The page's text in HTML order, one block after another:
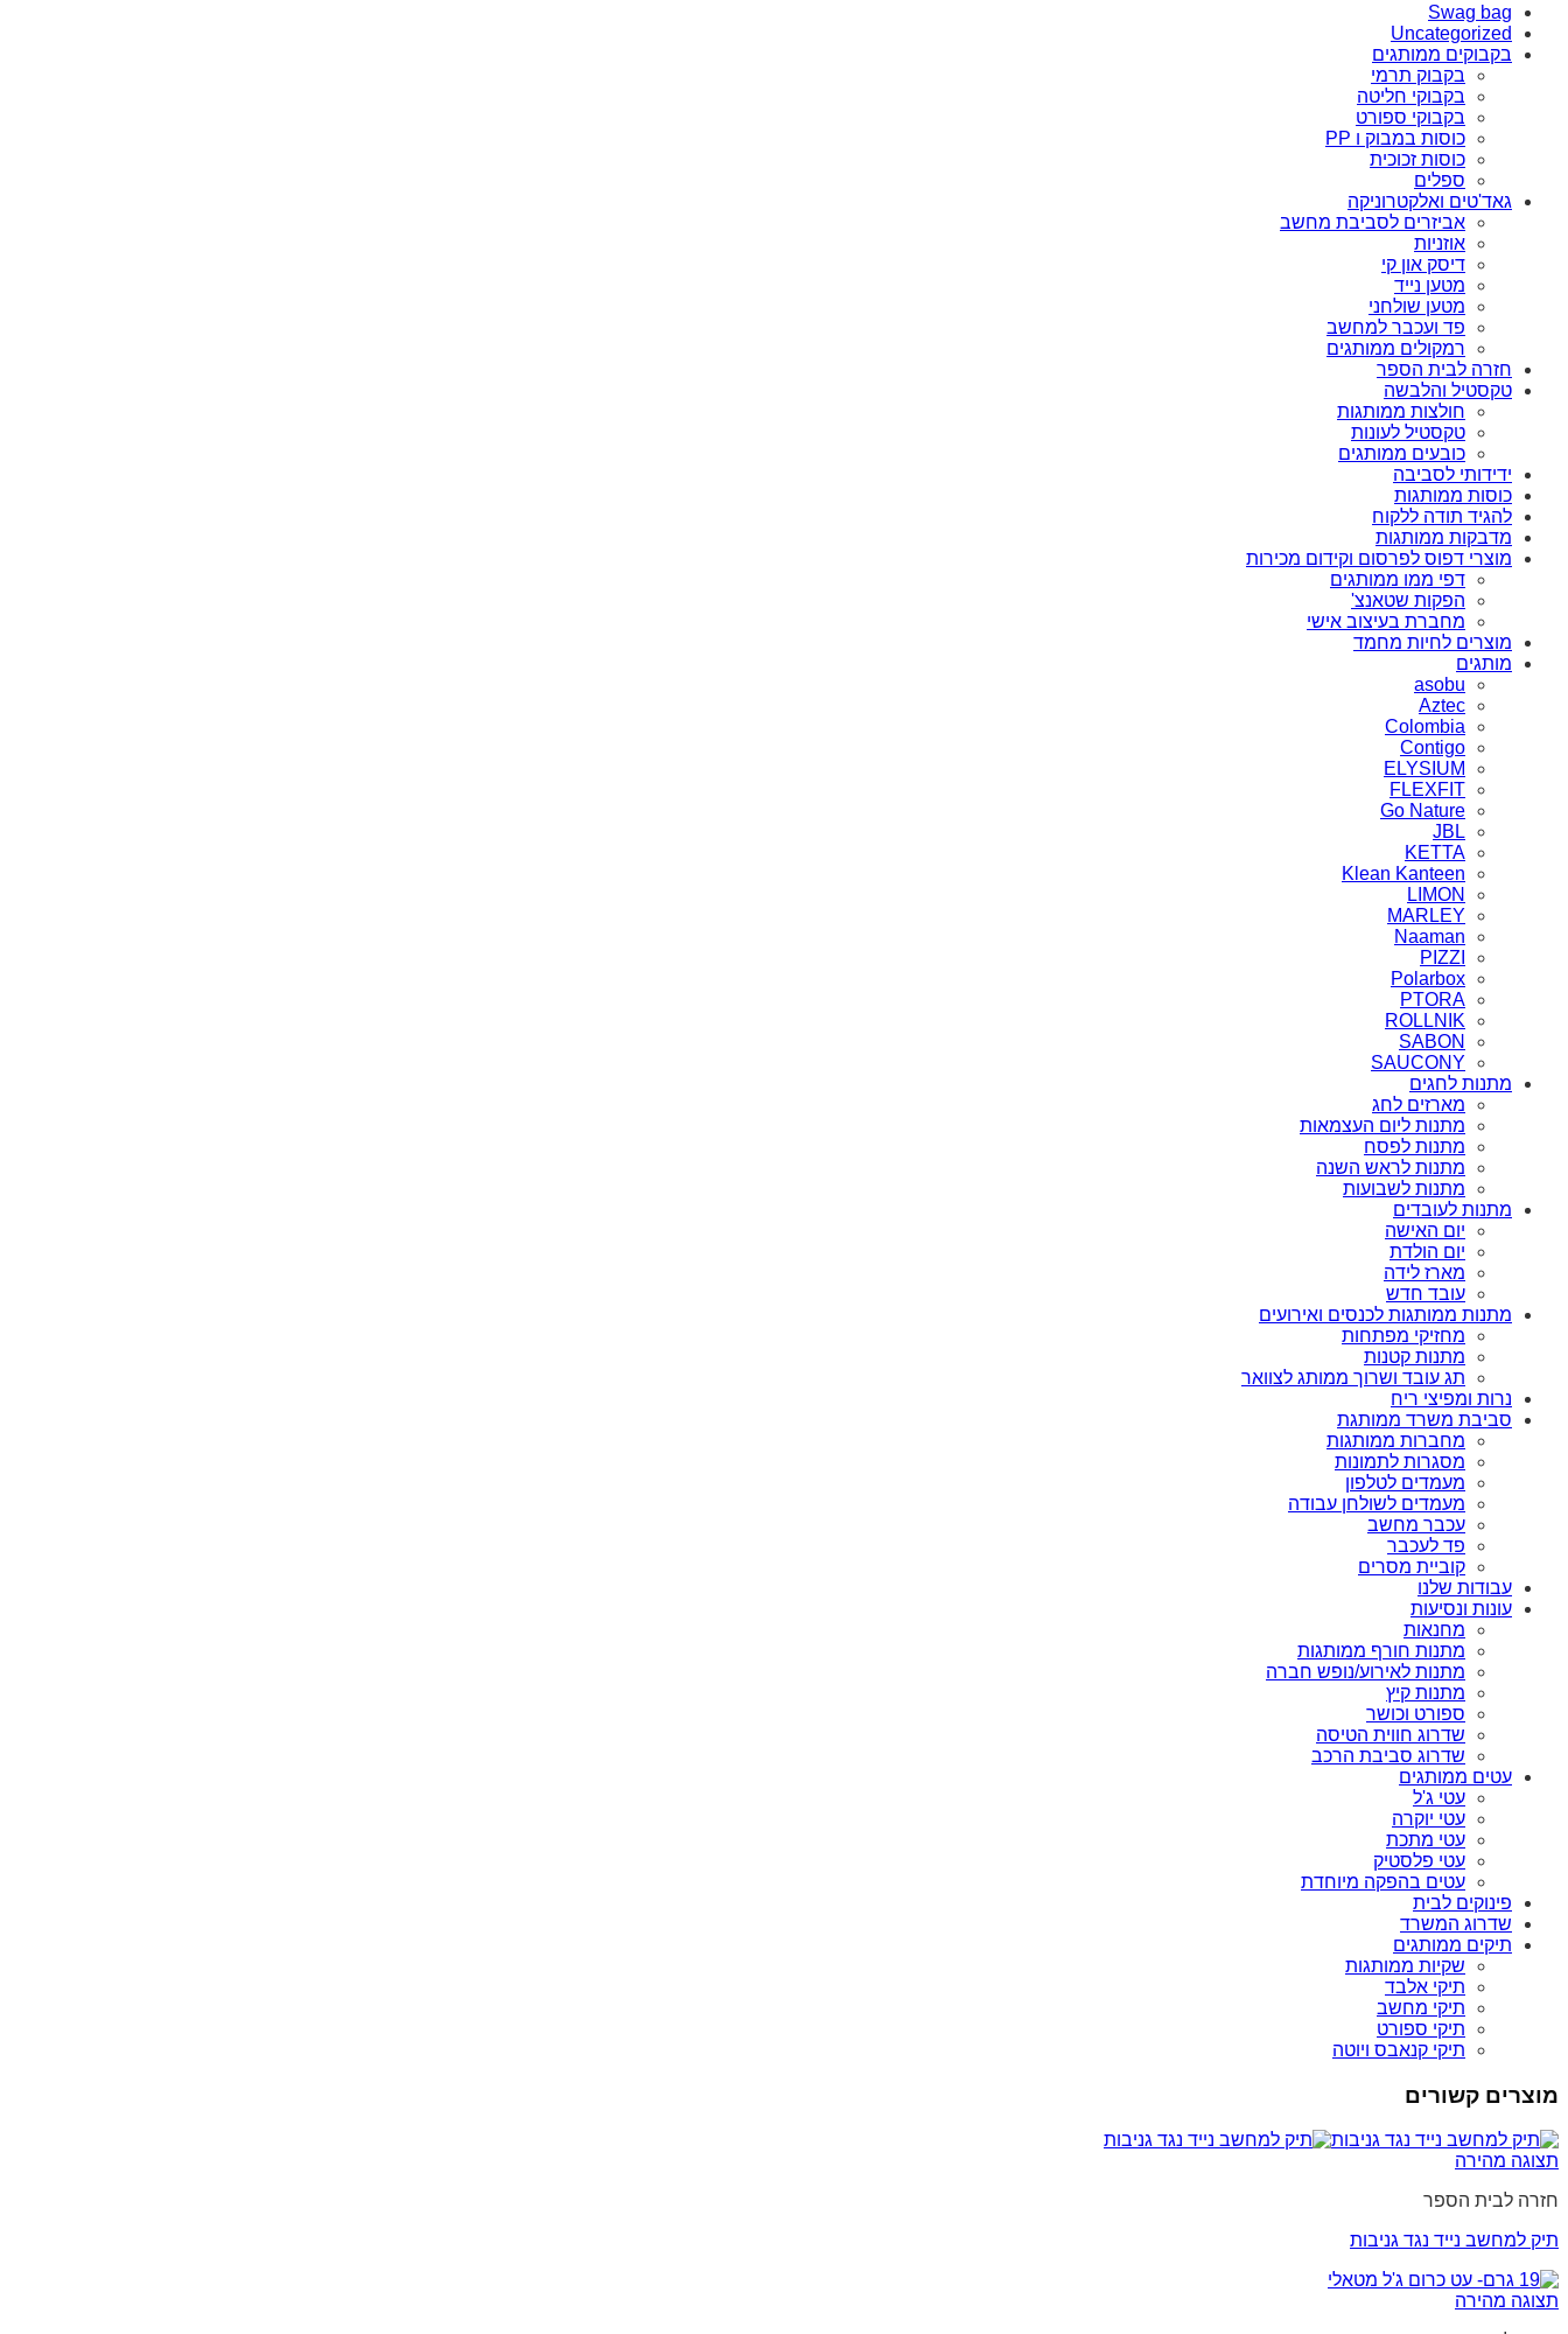
Swag bag
Uncategorized
בקבוקים ממותגים
בקבוק תרמי
בקבוקי חליטה
בקבוקי ספורט
כוסות במבוק ו PP
כוסות זכוכית
ספלים
גאד'טים ואלקטרוניקה
אביזרים לסביבת מחשב
אוזניות
דיסק און קי
מטען נייד
מטען שולחני
פד ועכבר למחשב
רמקולים ממותגים
חזרה לבית הספר
טקסטיל והלבשה
חולצות ממותגות
טקסטיל לעונות
כובעים ממותגים
ידידותי לסביבה
כוסות ממותגות
להגיד תודה ללקוח
מדבקות ממותגות
מוצרי דפוס לפרסום וקידום מכירות
דפי ממו ממותגים
הפקות שטאנצ'
מחברת בעיצוב אישי
מוצרים לחיות מחמד
מותגים
asobu
Aztec
Colombia
Contigo
ELYSIUM
FLEXFIT
Go Nature
JBL
KETTA
Klean Kanteen
LIMON
MARLEY
Naaman
PIZZI
Polarbox
PTORA
ROLLNIK
SABON
SAUCONY
מתנות לחגים
מארזים לחג
מתנות ליום העצמאות
מתנות לפסח
מתנות לראש השנה
מתנות לשבועות
מתנות לעובדים
יום האישה
יום הולדת
מארז לידה
עובד חדש
מתנות ממותגות לכנסים ואירועים
מחזיקי מפתחות
מתנות קטנות
תג עובד ושרוך ממותג לצוואר
נרות ומפיצי ריח
סביבת משרד ממותגת
מחברות ממותגות
מסגרות לתמונות
מעמדים לטלפון
מעמדים לשולחן עבודה
עכבר מחשב
פד לעכבר
קוביית מסרים
עבודות שלנו
עונות ונסיעות
מחנאות
מתנות חורף ממותגות
מתנות לאירוע/נופש חברה
מתנות קיץ
ספורט וכושר
שדרוג חווית הטיסה
שדרוג סביבת הרכב
עטים ממותגים
עטי ג'ל
עטי יוקרה
עטי מתכת
עטי פלסטיק
עטים בהפקה מיוחדת
פינוקים לבית
שדרוג המשרד
תיקים ממותגים
שקיות ממותגות
תיקי אלבד
תיקי מחשב
תיקי ספורט
תיקי קנאבס ויוטה
מוצרים קשורים
תצוגה מהירה
חזרה לבית הספר
תיק למחשב נייד נגד גניבות
תצוגה מהירה